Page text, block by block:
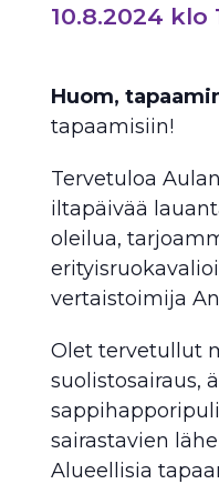
10.8.2024 klo
Huom,
tapaamisiin!
Tervetuloa
iltapäivää
oleilua,
vertaistoimija
Olet tervetullut
suolistosairaus,
sairastavien
Alueellisia